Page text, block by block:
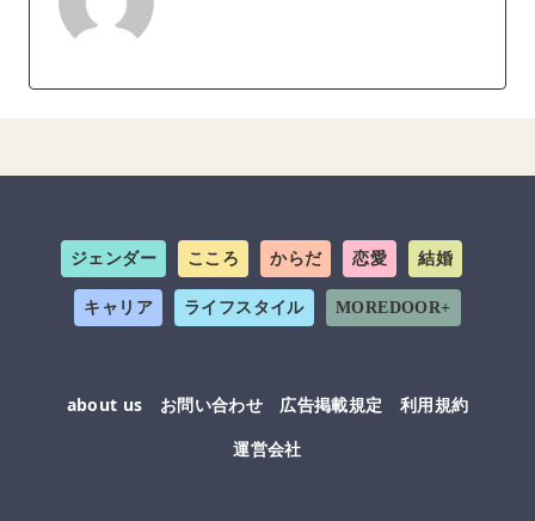
ジェンダー こころ からだ 恋愛 結婚
キャリア ライフスタイル MOREDOOR+
about us お問い合わせ 広告掲載規定
利用規約
運営会社